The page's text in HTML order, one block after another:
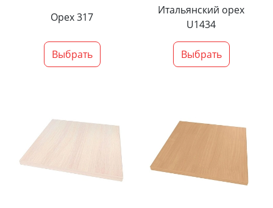
Орех 317
Выбрать
Итальянский орех
U1434
Выбрать